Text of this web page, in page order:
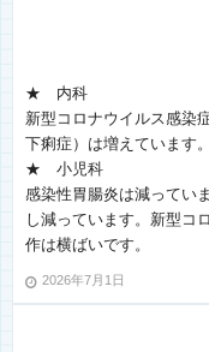
★ 内科
新型コロナウイルス感染
下痢症）は増えています
★ 小児科
感染性胃腸炎は減ってい
し減っています。新型コ
作は横ばいです。
2026年7月1日